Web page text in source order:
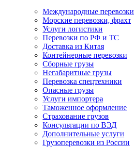
Международные перевозки
Морские перевозки, фрахт
Услуги логистики
Перевозки по РФ и ТС
Доставка из Китая
Контейнерные перевозки
Сборные грузы
Негабаритные грузы
Перевозка спецтехники
Опасные грузы
Услуги импортера
Таможенное оформление
Страхование грузов
Консультации по ВЭД
Дополнительные услуги
Грузоперевозки из России